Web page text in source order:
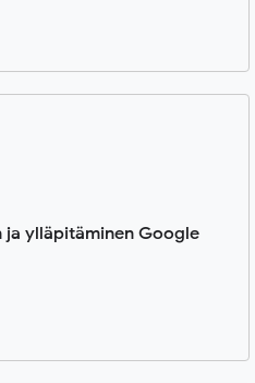
ja ylläpitäminen Google